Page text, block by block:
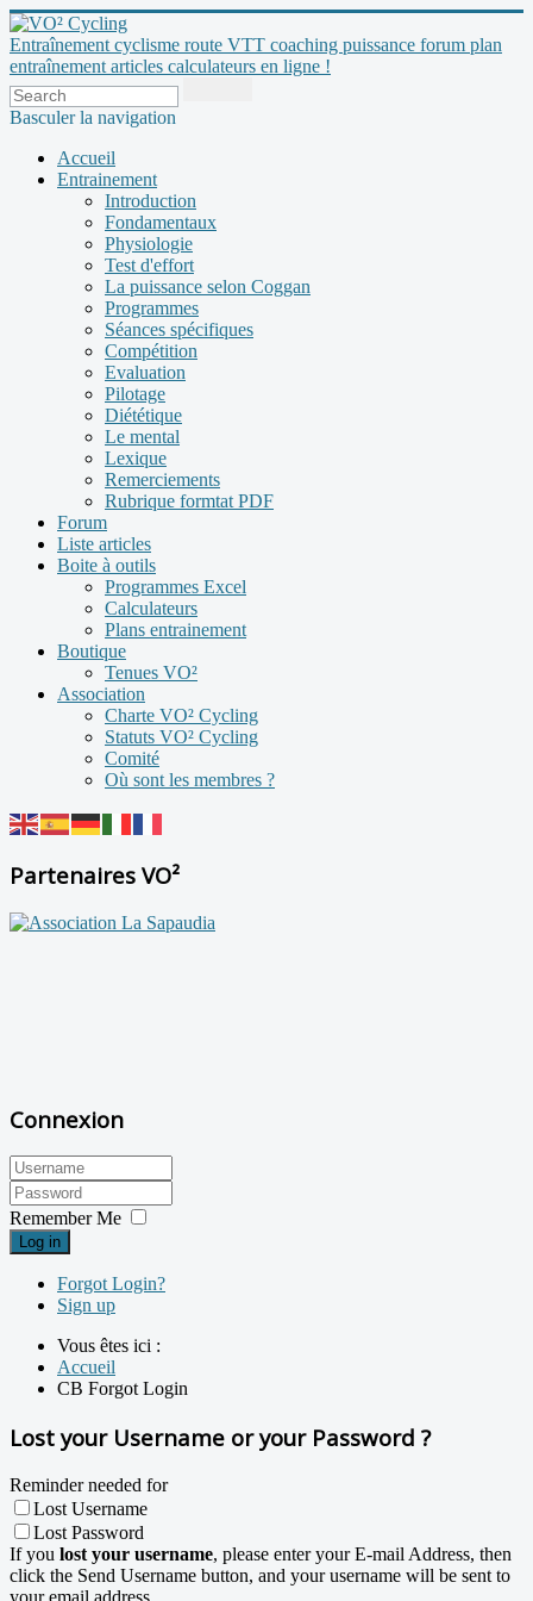
Entraînement cyclisme route VTT coaching puissance forum plan
entraînement articles calculateurs en ligne !
Basculer la navigation
Accueil
Entrainement
Introduction
Fondamentaux
Physiologie
Test d'effort
La puissance selon Coggan
Programmes
Séances spécifiques
Compétition
Evaluation
Pilotage
Diététique
Le mental
Lexique
Remerciements
Rubrique formtat PDF
Forum
Liste articles
Boite à outils
Programmes Excel
Calculateurs
Plans entrainement
Boutique
Tenues VO²
Association
Charte VO² Cycling
Statuts VO² Cycling
Comité
Où sont les membres ?
Partenaires VO²
Connexion
Remember Me
Log in
Forgot Login?
Sign up
Vous êtes ici :
Accueil
CB Forgot Login
Lost your Username or your Password ?
Reminder needed for
Lost Username
Lost Password
If you lost your username, please enter your E-mail Address, then
click the Send Username button, and your username will be sent to
your email address.